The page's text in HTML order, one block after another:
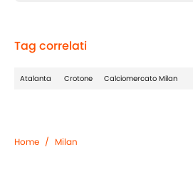
Tag correlati
Atalanta Crotone Calciomercato Milan
Home / Milan